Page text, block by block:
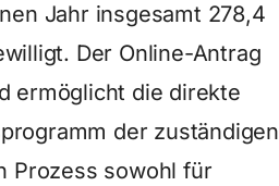
Jahr insgesamt 278,4
Der Online-Antrag
ermöglicht die direkte
der zuständigen
Prozess sowohl für